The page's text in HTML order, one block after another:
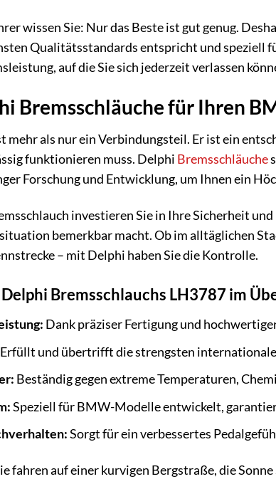
wissen Sie: Nur das Beste ist gut genug.
Qualitätsstandards entspricht und speziell
auf die Sie sich jederzeit verlassen
Bremsschläuche für Ihren
mehr als nur ein Verbindungsteil. Er ist ein
funktionieren muss. Delphi Bremsschläuche
Forschung und Entwicklung, um Ihnen ein
investieren Sie in Ihre Sicherheit
bemerkbar macht. Ob im alltäglichen
– mit Delphi haben Sie die Kontrolle.
Bremsschlauchs LH3787 im
Dank präziser Fertigung und
Erfüllt und übertrifft die strengsten
Beständig gegen extreme Temperaturen,
Speziell für BMW-Modelle entwickelt,
Sorgt für ein verbessertes
fahren auf einer kurvigen Bergstraße, die